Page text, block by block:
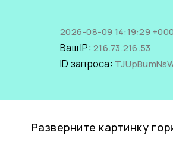
2026-08-09 14:19:29
Ваш IP: 216.73.216.53
ID запроса:
Разверните картинку